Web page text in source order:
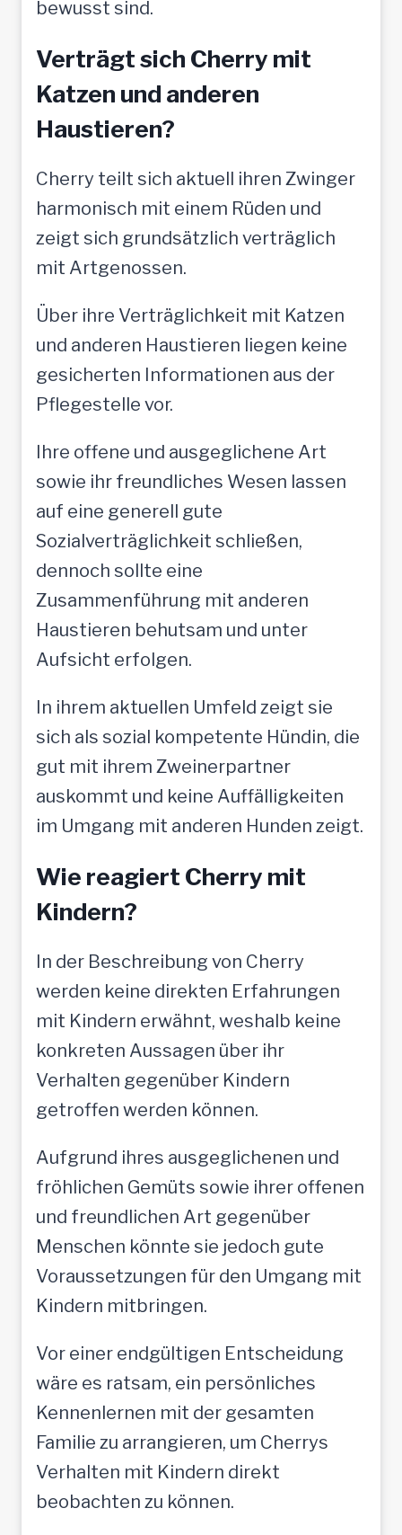
bewusst sind.
Verträgt sich Cherry mit
Katzen und anderen
Haustieren?
Cherry teilt sich aktuell ihren Zwinger
harmonisch mit einem Rüden und
zeigt sich grundsätzlich verträglich
mit Artgenossen.
Über ihre Verträglichkeit mit Katzen
und anderen Haustieren liegen keine
gesicherten Informationen aus der
Pflegestelle vor.
Ihre offene und ausgeglichene Art
sowie ihr freundliches Wesen lassen
auf eine generell gute
Sozialverträglichkeit schließen,
dennoch sollte eine
Zusammenführung mit anderen
Haustieren behutsam und unter
Aufsicht erfolgen.
In ihrem aktuellen Umfeld zeigt sie
sich als sozial kompetente Hündin, die
gut mit ihrem Zweinerpartner
auskommt und keine Auffälligkeiten
im Umgang mit anderen Hunden zeigt.
Wie reagiert Cherry mit
Kindern?
In der Beschreibung von Cherry
werden keine direkten Erfahrungen
mit Kindern erwähnt, weshalb keine
konkreten Aussagen über ihr
Verhalten gegenüber Kindern
getroffen werden können.
Aufgrund ihres ausgeglichenen und
fröhlichen Gemüts sowie ihrer offenen
und freundlichen Art gegenüber
Menschen könnte sie jedoch gute
Voraussetzungen für den Umgang mit
Kindern mitbringen.
Vor einer endgültigen Entscheidung
wäre es ratsam, ein persönliches
Kennenlernen mit der gesamten
Familie zu arrangieren, um Cherrys
Verhalten mit Kindern direkt
beobachten zu können.